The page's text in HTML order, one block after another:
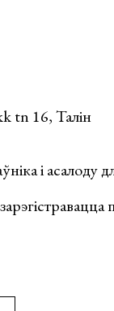
tn 16, Талін
і асалоду